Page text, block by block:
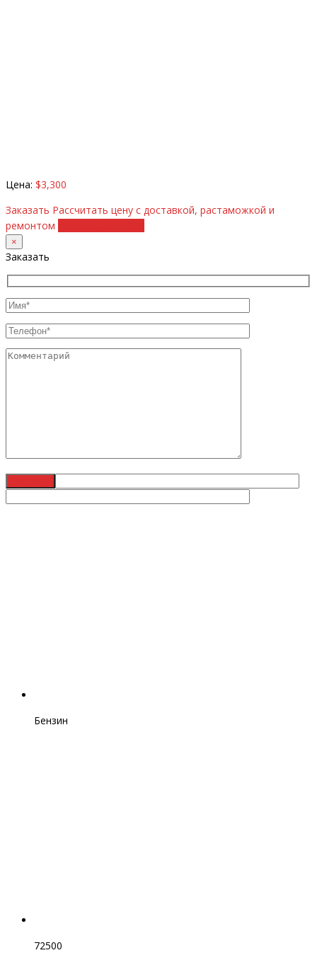
Цена: $3,300
Заказать Рассчитать цену с доставкой, растаможкой и
ремонтом
×
Заказать
Бензин
72500